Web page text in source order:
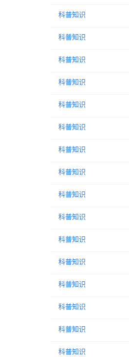
科普知识
科普知识
科普知识
科普知识
科普知识
科普知识
科普知识
科普知识
科普知识
科普知识
科普知识
科普知识
科普知识
科普知识
科普知识
科普知识